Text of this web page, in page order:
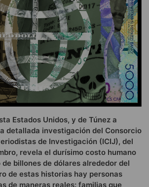
Estados Unidos, y de Túnez a
detallada investigación del Consorcio
de Investigación (ICIJ), del
revela el durísimo costo humano
billones de dólares alrededor del
de estas historias hay personas
de maneras reales: familias que